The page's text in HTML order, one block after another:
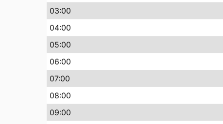
03:00
04:00
05:00
06:00
07:00
08:00
09:00